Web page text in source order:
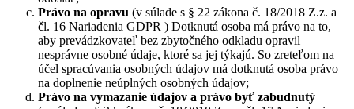
Právo na opravu (v súlade s § 22 zákona č. 18/2018 Z.z. a
čl. 16 Nariadenia GDPR ) Dotknutá osoba má právo na to,
aby prevádzkovateľ bez zbytočného odkladu opravil
nesprávne osobné údaje, ktoré sa jej týkajú. So zreteľom na
účel spracúvania osobných údajov má dotknutá osoba právo
na doplnenie neúplných osobných údajov;
Právo na vymazanie údajov a právo byť zabudnutý